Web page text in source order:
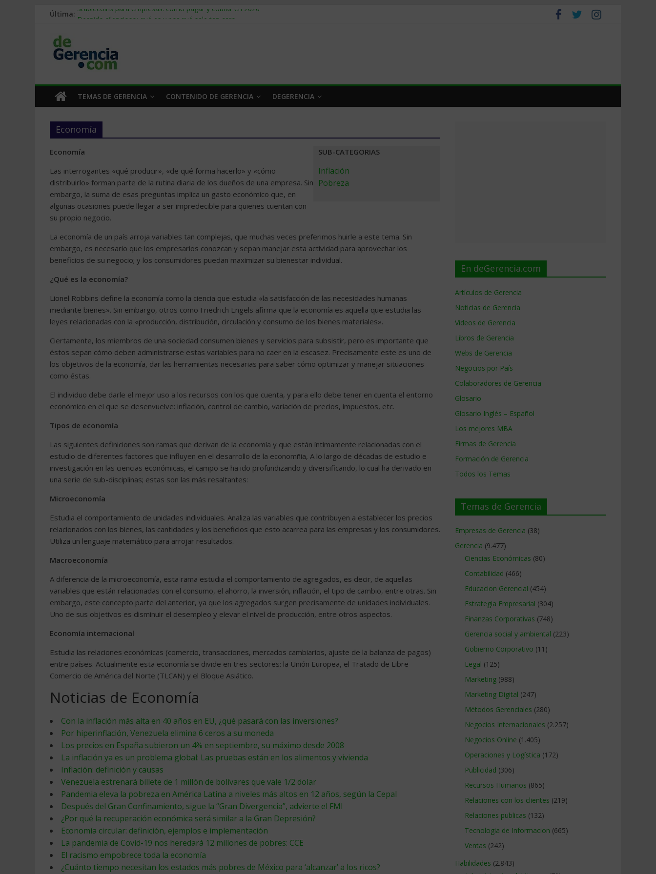
Última: Stablecoins para empresas: cómo pagar y cobrar en 2026
Trabajo forzoso en la cadena de suministro: qué hacer
Mercado hispano de EE. UU.: cómo segmentarlo y venderle
TEMAS DE GERENCIA CONTENIDO DE GERENCIA DEGERENCIA
Economía
SUB-CATEGORIAS
Inflación
Pobreza
Economía
Las interrogantes «qué producir», «de qué forma hacerlo» y «cómo
distribuirlo» forman parte de la rutina diaria de los dueños de una empresa. Sin
embargo, la suma de esas preguntas implica un gasto económico que, en
algunas ocasiones puede llegar a ser impredecible para quienes cuentan con
su propio negocio.
La economía de un país arroja variables tan complejas, que muchas veces preferimos huirle a este tema. Sin
embargo, es necesario que los empresarios conozcan y sepan manejar esta actividad para aprovechar los
beneficios de su negocio; y los consumidores puedan maximizar su bienestar individual.
¿Qué es la economía?
Lionel Robbins define la economía como la ciencia que estudia «la satisfacción de las necesidades humanas
mediante bienes». Sin embargo, otros como Friedrich Engels afirma que la economía es aquella que estudia las
leyes relacionadas con la «producción, distribución, circulación y consumo de los bienes materiales».
Ciertamente, los miembros de una sociedad consumen bienes y servicios para subsistir, pero es importante que
éstos sepan cómo deben administrarse estas variables para no caer en la escasez. Precisamente este es uno de
los objetivos de la economía, dar las herramientas necesarias para saber cómo optimizar y manejar situaciones
como éstas.
El individuo debe darle el mejor uso a los recursos con los que cuenta, y para ello debe tener en cuenta el entorno
económico en el que se desenvuelve: inflación, control de cambio, variación de precios, impuestos, etc.
Tipos de economía
Las siguientes definiciones son ramas que derivan de la economía y que están íntimamente relacionadas con el
estudio de diferentes factores que influyen en el desarrollo de la economñia, A lo largo de décadas de estudio e
investigación en las ciencias económicas, el campo se ha ido profundizando y diversificando, lo cual ha derivado en
una serie de sub-disciplinas; estas son las más resaltantes:
Microeconomía
Estudia el comportamiento de unidades individuales. Analiza las variables que contribuyen a establecer los precios
relacionados con los bienes, las cantidades y los beneficios que esto acarrea para las empresas y los consumidores.
Utiliza un lenguaje matemático para arrojar resultados.
Macroeconomía
A diferencia de la microeconomía, esta rama estudia el comportamiento de agregados, es decir, de aquellas
variables que están relacionadas con el consumo, el ahorro, la inversión, inflación, el tipo de cambio, entre otras. Sin
embargo, este concepto parte del anterior, ya que los agregados surgen precisamente de unidades individuales.
Uno de sus objetivos es disminuir el desempleo y elevar el nivel de producción, entre otros aspectos.
Economía internacional
Estudia las relaciones económicas (comercio, transacciones, mercados cambiarios, ajuste de la balanza de pagos)
entre países. Actualmente esta economía se divide en tres sectores: la Unión Europea, el Tratado de Libre
Comercio de América del Norte (TLCAN) y el Bloque Asiático.
Noticias de Economía
Con la inflación más alta en 40 años en EU, ¿qué pasará con las inversiones?
Por hiperinflación, Venezuela elimina 6 ceros a su moneda
Los precios en España subieron un 4% en septiembre, su máximo desde 2008
La inflación ya es un problema global: Las pruebas están en los alimentos y vivienda
Inflación: definición y causas
Venezuela estrenará billete de 1 millón de bolívares que vale 1/2 dolar
Pandemia eleva la pobreza en América Latina a niveles más altos en 12 años, según la Cepal
Después del Gran Confinamiento, sigue la “Gran Divergencia”, advierte el FMI
¿Por qué la recuperación económica será similar a la Gran Depresión?
Economía circular: definición, ejemplos e implementación
La pandemia de Covid-19 nos heredará 12 millones de pobres: CCE
El racismo empobrece toda la economía
¿Cuánto tiempo necesitan los estados más pobres de México para ‘alcanzar’ a los ricos?
En deGerencia.com
Artículos de Gerencia
Noticias de Gerencia
Videos de Gerencia
Libros de Gerencia
Webs de Gerencia
Negocios por País
Colaboradores de Gerencia
Glosario
Glosario Inglés – Español
Los mejores MBA
Firmas de Gerencia
Formación de Gerencia
Todos los Temas
Temas de Gerencia
Empresas de Gerencia (38)
Gerencia (9.477)
Ciencias Económicas (80)
Contabilidad (466)
Educacion Gerencial (454)
Estrategia Empresarial (304)
Finanzas Corporativas (748)
Gerencia social y ambiental (223)
Gobierno Corporativo (11)
Legal (125)
Marketing (988)
Marketing Digital (247)
Métodos Gerenciales (280)
Negocios Internacionales (2.257)
Negocios Online (1.405)
Operaciones y Logística (172)
Publicidad (306)
Recursos Humanos (865)
Relaciones con los clientes (219)
Relaciones publicas (132)
Tecnologia de Informacion (665)
Ventas (242)
Habilidades (2.843)